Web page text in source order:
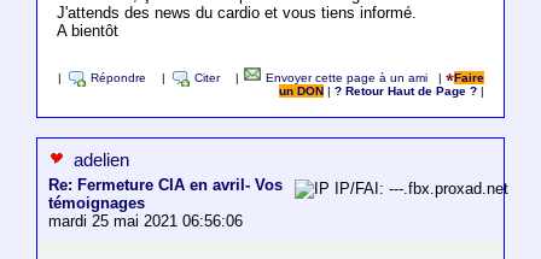
J'attends des news du cardio et vous tiens informé.
A bientôt
Répondre Citer Envoyer cette page à un ami |
Faire
un DON
|? Retour Haut de Page ?
adelien
Re: Fermeture CIA en avril- Vos
témoignages
mardi 25 mai 2021 06:56:06
IP/FAI: ---.fbx.proxad.net